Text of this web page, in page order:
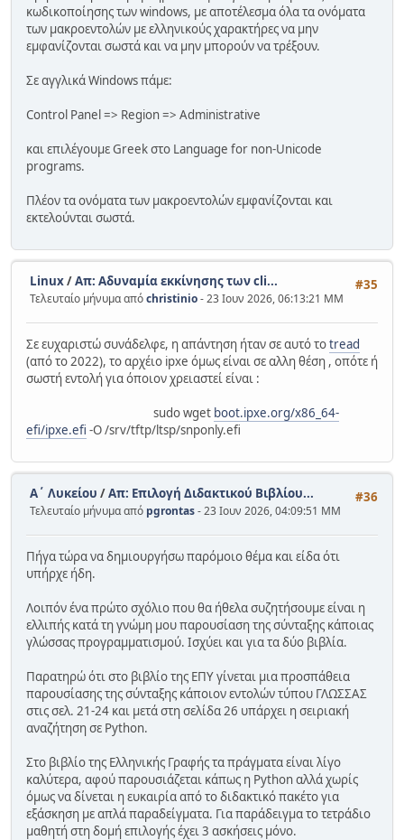
κωδικοποίησης των windows, με αποτέλεσμα όλα τα ονόματα
των μακροεντολών με ελληνικούς χαρακτήρες να μην
εμφανίζονται σωστά και να μην μπορούν να τρέξουν.
Σε αγγλικά Windows πάμε:
Control Panel => Region => Administrative
και επιλέγουμε Greek στο Language for non-Unicode
programs.
Πλέον τα ονόματα των μακροεντολών εμφανίζονται και
εκτελούνται σωστά.
#35
Linux/Απ: Αδυναμία εκκίνησης των cli...
Τελευταίο μήνυμα απόchristinio- 23 Ιουν 2026, 06:13:21 ΜΜ
Σε ευχαριστώ συνάδελφε, η απάντηση ήταν σε αυτό τοtread
(από το 2022), το αρχέιο ipxe όμως είναι σε αλλη θέση , οπότε ή
σωστή εντολή για όποιον χρειαστεί είναι :
sudo wget boot.ipxe.org/x86_64-
efi/ipxe.efi -O /srv/tftp/ltsp/snponly.efi
#36
Α΄ Λυκείου /Απ: Επιλογή Διδακτικού Βιβλίου...
Τελευταίο μήνυμα από pgrontas- 23 Ιουν 2026, 04:09:51 ΜΜ
Πήγα τώρα να δημιουργήσω παρόμοιο θέμα και είδα ότι
υπήρχε ήδη.
Λοιπόν ένα πρώτο σχόλιο που θα ήθελα συζητήσουμε είναι η
ελλιπής κατά τη γνώμη μου παρουσίαση της σύνταξης κάποιας
γλώσσας προγραμματισμού. Ισχύει και για τα δύο βιβλία.
Παρατηρώ ότι στο βιβλίο της ΕΠΥ γίνεται μια προσπάθεια
παρουσίασης της σύνταξης κάποιον εντολών τύπου ΓΛΩΣΣΑΣ
στις σελ. 21-24 και μετά στη σελίδα 26 υπάρχει η σειριακή
αναζήτηση σε Python.
Στο βιβλίο της Ελληνικής Γραφής τα πράγματα είναι λίγο
καλύτερα, αφού παρουσιάζεται κάπως η Python αλλά χωρίς
όμως να δίνεται η ευκαιρία από το διδακτικό πακέτο για
εξάσκηση με απλά παραδείγματα. Για παράδειγμα το τετράδιο
μαθητή στη δομή επιλογής έχει 3 ασκήσεις μόνο.